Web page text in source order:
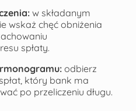
w składanym
wskaż chęć obniżenia
spłaty.
odbierz
który bank ma
po przeliczeniu długu.